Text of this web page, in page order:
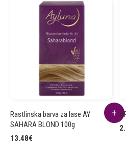
Rastlinska barva za lase AY
SAHARA BLOND 100g
13.48€